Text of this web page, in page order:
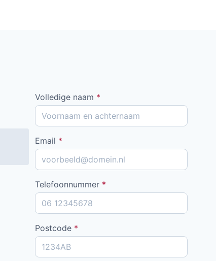
Volledige naam *
Email *
Telefoonnummer *
Postcode *